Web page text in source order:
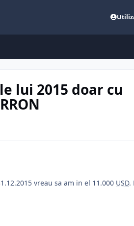
lui 2015 doar cu
vreau sa am in el 11.000 USD.